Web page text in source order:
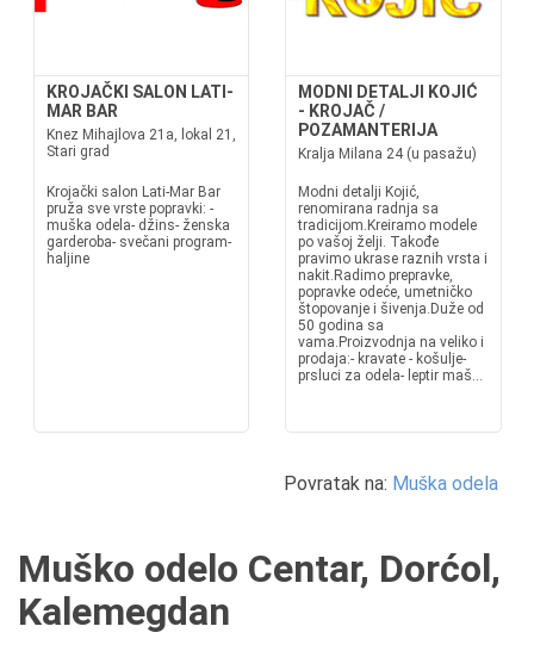
KROJAČKI SALON LATI-
MAR BAR
Knez Mihajlova 21a, lokal 21,
Stari grad
Krojački salon Lati-Mar Bar
pruža sve vrste popravki: -
muška odela- džins- ženska
garderoba- svečani program-
haljine
MODNI DETALJI KOJIĆ
- KROJAČ /
POZAMANTERIJA
Kralja Milana 24 (u pasažu)
Modni detalji Kojić,
renomirana radnja sa
tradicijom.Kreiramo modele
po vašoj želji. Takođe
pravimo ukrase raznih vrsta i
nakit.Radimo prepravke,
popravke odeće, umetničko
štopovanje i šivenja.Duže od
50 godina sa
vama.Proizvodnja na veliko i
prodaja:- kravate - košulje-
prsluci za odela- leptir maš...
Povratak na: Muška odela
Muško odelo Centar, Dorćol,
Kalemegdan